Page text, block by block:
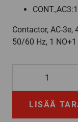
Contactor, AC-3e,
50/60 Hz, 1 NO+1
määrä
LISÄÄ